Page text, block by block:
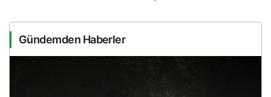
Gündemden Haberler